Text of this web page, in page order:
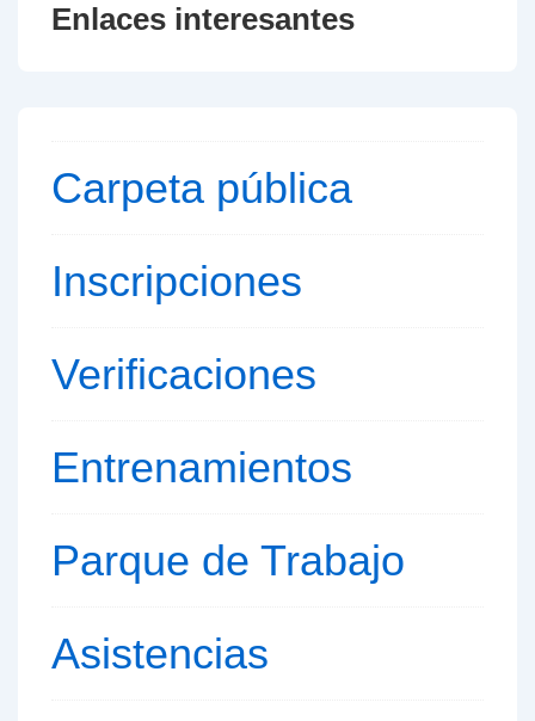
Enlaces interesantes
Carpeta pública
Inscripciones
Verificaciones
Entrenamientos
Parque de Trabajo
Asistencias